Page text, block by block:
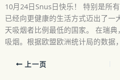
10月24日Snus日快乐！ 特别是所
已经向更健康的生活方式迈出了一
天吸烟者比例最低的国家。 在瑞
吸烟。根据欧盟欧洲统计局的数据
上一页